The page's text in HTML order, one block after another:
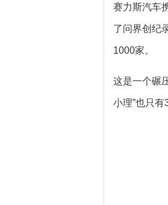
赛力斯汽车
了问界创纪
1000家。
这是一个碾
小理”也只